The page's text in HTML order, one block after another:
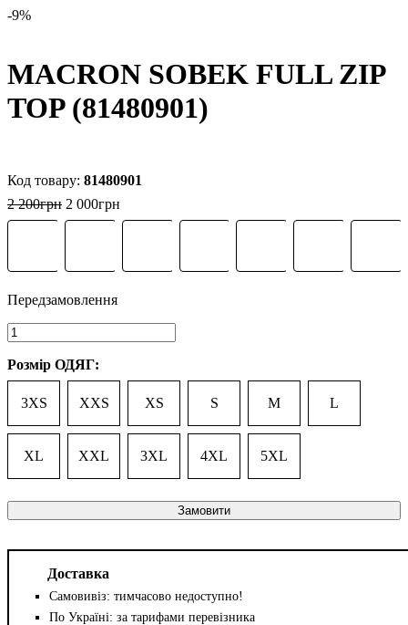
-9%
MACRON SOBEK FULL ZIP
TOP (81480901)
81480901
2 200грн 2 000грн
Розмір ОДЯГ:
3XS XXS XS S M L
XL XXL 3XL 4XL 5XL
Замовити
Доставка
Самовивіз: тимчасово недоступно!
По Україні: за тарифами перевізника